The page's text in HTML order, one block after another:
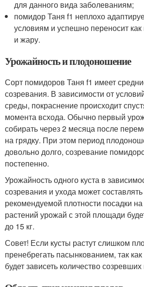
для данного вида заболеваниям;
помидор Таня f1 неплохо
условиям и успешно переносит
и жару.
Урожайность и плодоношение
Сорт помидоров Таня f1 имеет
созревания. В зависимости от
среды, покраснение происходит
момента всхода. Обычно первый
собирать через 2 месяца после
на грядку. При этом период
довольно долго, созревание
постепенно.
Урожайность одного куста в
созревания и ухода может
рекомендуемой плотности посадки
растений урожай с этой площади
до 15 кг.
Совет! Если кусты растут слишком
пренебрегать пасынкованием, так
будет зависеть количество